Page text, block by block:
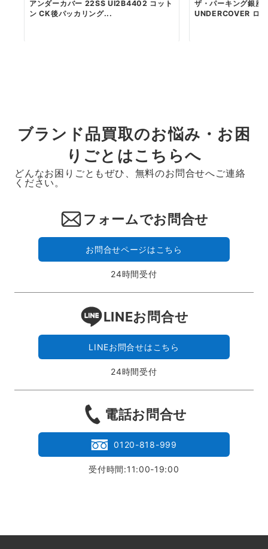
アンダーカバー 22SS UI2B4402 コット
ン CK後パッカリング...
ザ・パーキング銀座
UNDERCOVER ロ
ブランド品買取のお悩み・お困
りごとはこちらへ
どんなお困りごともぜひ、無料のお問合せへご連絡
ください。
フォームでお問合せ
お問合せページはこちら
24時間受付
LINEお問合せ
LINEお問合せはこちら
24時間受付
電話お問合せ
0120-818-999
受付時間:11:00-19:00